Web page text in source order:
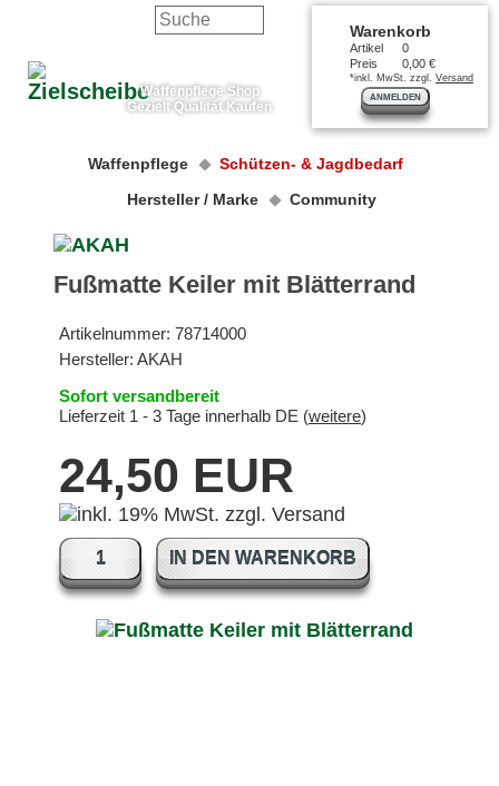
Waffenpflege Shop
Gezielt Qualität Kaufen
Warenkorb
Artikel
0
Preis
0,00 €
*inkl. MwSt. zzgl. Versand
ANMELDEN
Waffenpflege
Schützen- & Jagdbedarf
Hersteller / Marke
Community
Fußmatte Keiler mit Blätterrand
Artikelnummer: 78714000
Hersteller: AKAH
Sofort versandbereit
Lieferzeit 1 - 3 Tage innerhalb DE (weitere)
24,50 EUR
IN DEN WARENKORB